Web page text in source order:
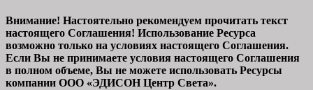
Внимание! Настоятельно рекомендуем прочитать текст
настоящего Соглашения! Использование Ресурса
возможно только на условиях настоящего Соглашения.
Если Вы не принимаете условия настоящего Соглашения
в полном объеме, Вы не можете использовать Ресурсы
компании ООО «ЭДИСОН Центр Света».